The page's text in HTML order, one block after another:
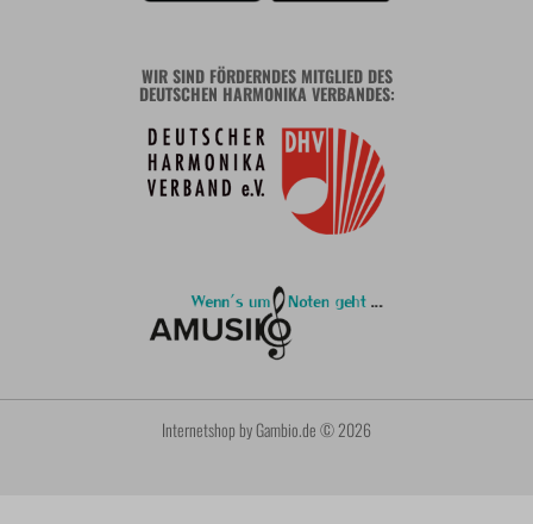
WIR SIND FÖRDERNDES MITGLIED DES
DEUTSCHEN HARMONIKA VERBANDES:
Internetshop by Gambio.de © 2026